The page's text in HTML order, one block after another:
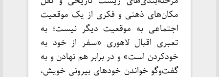
مکان‌های ذهنی و فکری از یک موقعیت
اجتماعی به موقعیت دیگر نیست؛ به
تعبری اقبال لاهوری «سفر از خود به
خودکردن است» و در برابر هم نهادن و به
گفت‌و‌گو خواندن خودهای بیرونی خویش،